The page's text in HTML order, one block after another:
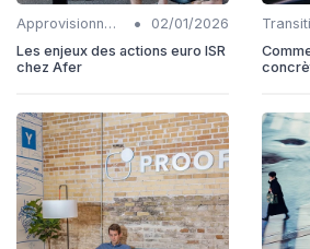
Approvisionnements responsables •
02/01/2026
Les enjeux des actions euro ISR
chez Afer